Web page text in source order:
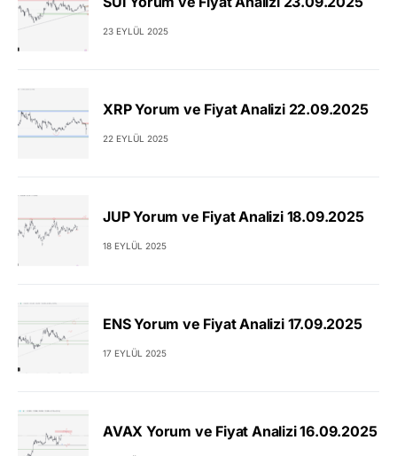
23 EYLÜL 2025
XRP Yorum ve Fiyat Analizi 22.09.2025
22 EYLÜL 2025
JUP Yorum ve Fiyat Analizi 18.09.2025
18 EYLÜL 2025
ENS Yorum ve Fiyat Analizi 17.09.2025
17 EYLÜL 2025
AVAX Yorum ve Fiyat Analizi 16.09.2025